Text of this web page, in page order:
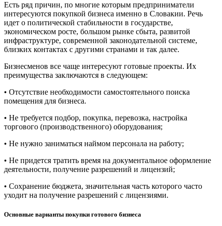
Есть ряд причин, по многие которым предприниматели
интересуются покупкой бизнеса именно в Словакии. Речь
идет о политической стабильности в государстве,
экономическом росте, большом рынке сбыта, развитой
инфраструктуре, современной законодательной системе,
близких контактах с другими странами и так далее.
Бизнесменов все чаще интересуют готовые проекты. Их
преимущества заключаются в следующем:
• Отсутствие необходимости самостоятельного поиска
помещения для бизнеса.
• Не требуется подбор, покупка, перевозка, настройка
торгового (производственного) оборудования;
• Не нужно заниматься наймом персонала на работу;
• Не придется тратить время на документальное оформление
деятельности, получение разрешений и лицензий;
• Сохранение бюджета, значительная часть которого часто
уходит на получение разрешений с лицензиями.
Основные варианты покупки готового бизнеса